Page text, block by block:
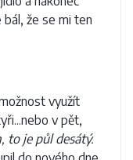
bál, že se mi ten
využít
v pět,
to je půl desátý.